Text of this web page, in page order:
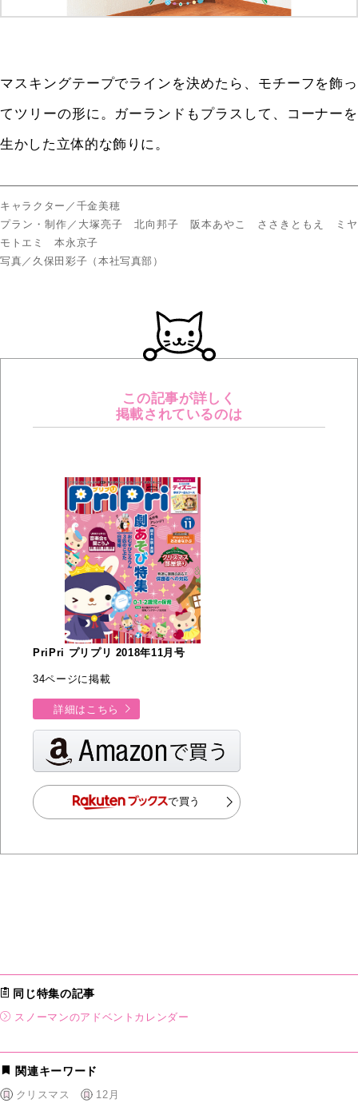
マスキングテープでラインを決めたら、モチーフを飾っ
てツリーの形に。ガーランドもプラスして、コーナーを
生かした立体的な飾りに。
キャラクター／千金美穂
プラン・制作／大塚亮子 北向邦子 阪本あやこ ささきともえ ミヤ
モトエミ 本永京子
写真／久保田彩子（本社写真部）
この記事が詳しく
掲載されているのは
PriPri プリプリ 2018年11月号
34ページに掲載
詳細はこちら
で買う
同じ特集の記事
スノーマンのアドベントカレンダー
関連キーワード
クリスマス 12月